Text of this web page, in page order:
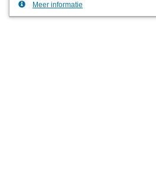
Meer informatie